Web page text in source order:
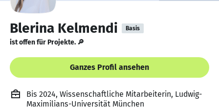
Blerina Kelmendi Basis
ist offen für Projekte. 🔎
Ganzes Profil ansehen
Bis 2024, Wissenschaftliche Mitarbeiterin, Ludwig-
Maximilians-Universität München